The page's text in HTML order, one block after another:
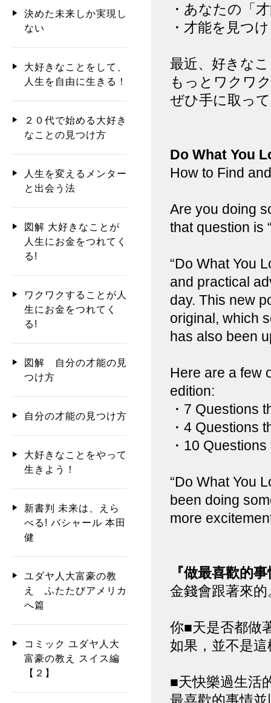
・あなたの「
・才能を見つ
最近、好きな
もっとワクワ
ぜひ手に取っ
Do What You
How to Find
Are you doing
that question is
“Do What You
and practical
day. This new
original, which
has also been
Here are a few
edition:
・7 Questions
・4 Questions
・10
“Do What You
been doing
more
『做最喜歡的
金錢會跟著來的
你■天是否都做
如果，並不是
■天快樂過生活
決めた未来しか実現し
ない
大好きなことをして、
人生を自由に生きる！
２０代で始める大好き
なことの見つけ方
人生を変えるメンター
と出会う法
図解 大好きなことが
人生にお金をつれてく
る!
ワクワクすることが人
生にお金をつれてく
る!
図解 自分の才能の見
つけ方
自分の才能の見つけ方
大好きなことをやって
生きよう！
新書判 未来は、えら
べる! バシャール 本田
健
ユダヤ人大富豪の教
え ふたたびアメリカ
へ篇
コミック ユダヤ人大
富豪の教え スイス編
【２】